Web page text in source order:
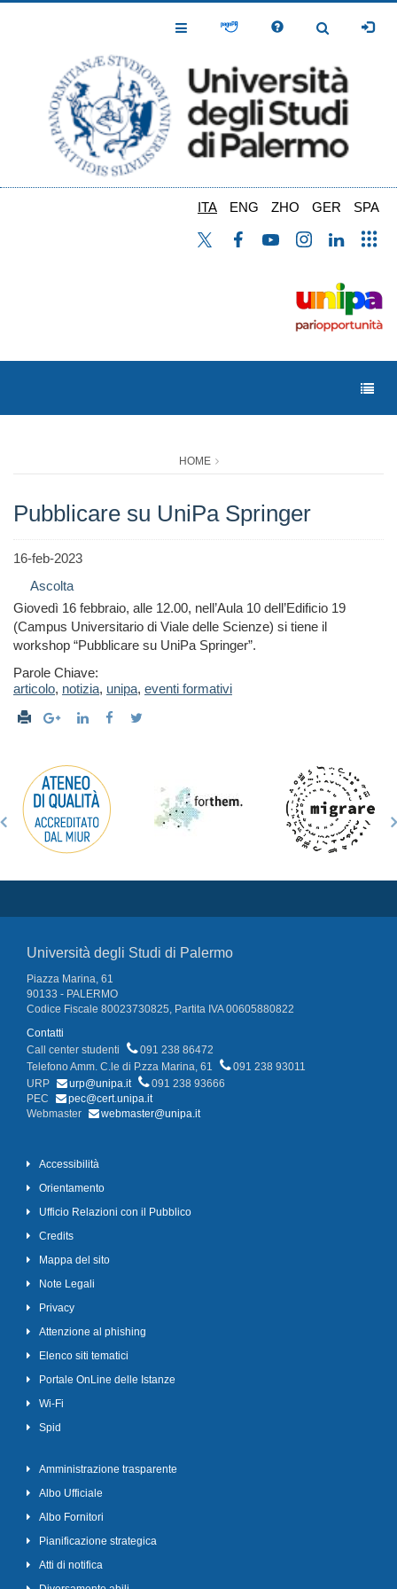
Toggle
Toggle
ITA ENG ZHO GER SPA
HOME
Pubblicare su UniPa Springer
16-feb-2023
Ascolta
Giovedì 16 febbraio, alle 12.00, nell’Aula 10 dell’Edificio 19
(Campus Universitario di Viale delle Scienze) si tiene il
workshop “Pubblicare su UniPa Springer”.
Parole Chiave:
articolo, notizia, unipa, eventi formativi
Università degli Studi di Palermo
Piazza Marina, 61
90133 - PALERMO
Codice Fiscale 80023730825, Partita IVA 00605880822
Contatti
Call center studenti
091 238 86472
Telefono Amm. C.le di P.zza Marina, 61
091 238 93011
URP
urp@unipa.it
091 238 93666
PEC
pec@cert.unipa.it
Webmaster
webmaster@unipa.it
Accessibilità
Orientamento
Ufficio Relazioni con il Pubblico
Credits
Mappa del sito
Note Legali
Privacy
Attenzione al phishing
Elenco siti tematici
Portale OnLine delle Istanze
Wi-Fi
Spid
Amministrazione trasparente
Albo Ufficiale
Albo Fornitori
Pianificazione strategica
Atti di notifica